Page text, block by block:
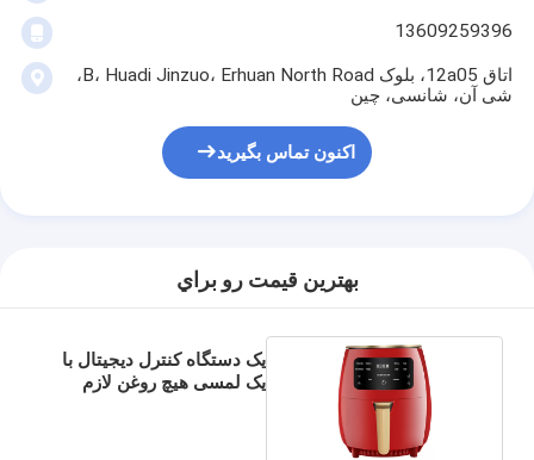
13609259396
اتاق 12a05، بلوک B، Huadi Jinzuo، Erhuan North Road،
شی آن، شانسی، چین
اکنون تماس بگیرید
بهترين قيمت رو براي
یک دستگاه کنترل دیجیتال با
یک لمسی هیچ روغن لازم